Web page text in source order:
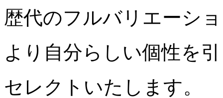
歴代のフルバリエーシ
より自分らしい個性を
セレクトいたします。